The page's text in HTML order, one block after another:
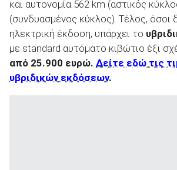
και αυτονομία 562 km (αστικός
(συνδυασμένος κύκλος). Τέλος, όσοι
ηλεκτρική έκδοση, υπάρχει το
με standard αυτόματο κιβώτιο έξι
από 25.900 ευρώ. Δείτε εδώ τις
υβριδικών εκδόσεων.